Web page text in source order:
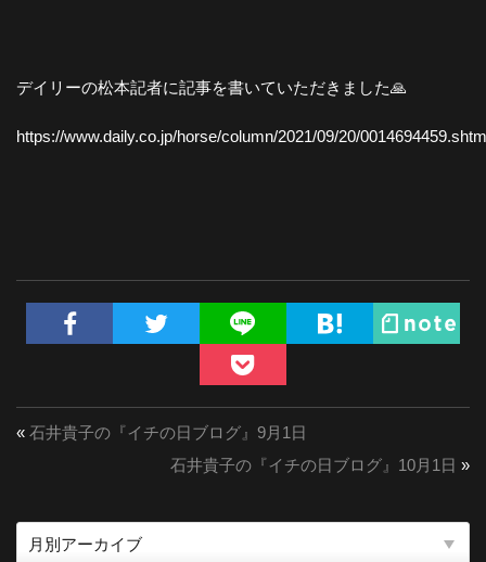
デイリーの松本記者に記事を書いていただきました🙏
https://www.daily.co.jp/horse/column/2021/09/20/
« 石井貴子の『イチの日ブログ』9月1日
石井貴子の『イチの日ブログ』10月1日 »